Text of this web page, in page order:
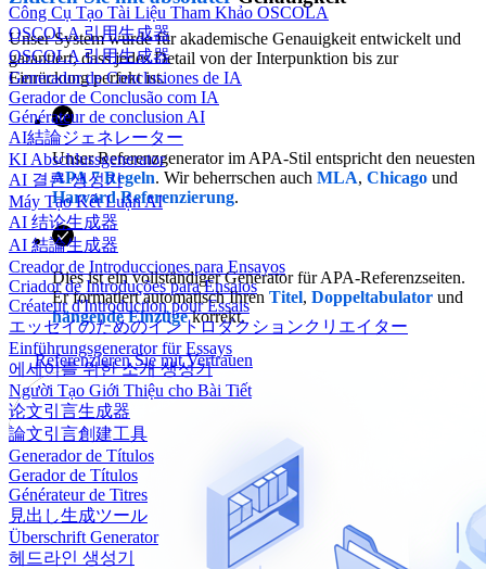
Công Cụ Tạo Tài Liệu Tham Khảo OSCOLA
OSCOLA 引用生成器
OSCOLA 引用生成器
Generador de Conclusiones de IA
Gerador de Conclusão com IA
Générateur de conclusion AI
AI結論ジェネレーター
KI Abschlussgenerator
AI 결론 생성기
Máy Tạo Kết Luận AI
AI 结论生成器
AI 結論生成器
Creador de Introducciones para Ensayos
Criador de Introduções para Ensaios
Créateur d'Introduction pour Essais
エッセイのためのイントロダクションクリエイター
Einführungsgenerator für Essays
에세이를 위한 소개 생성기
Người Tạo Giới Thiệu cho Bài Tiết
论文引言生成器
論文引言創建工具
Generador de Títulos
Gerador de Títulos
Générateur de Titres
見出し生成ツール
Überschrift Generator
헤드라인 생성기
Unser System wurde für akademische Genauigkeit entwickelt und
garantiert, dass jedes Detail von der Interpunktion bis zur
Einrückung perfekt ist.
Unser Referenzgenerator im APA-Stil entspricht den neuesten
APA 7 Regeln. Wir beherrschen auch MLA, Chicago und
Harvard Referenzierung.
Dies ist ein vollständiger Generator für APA-Referenzseiten.
Er formatiert automatisch Ihren Titel, Doppeltabulator und
hängende Einzügekorrekt.
Referenzieren Sie mit Vertrauen